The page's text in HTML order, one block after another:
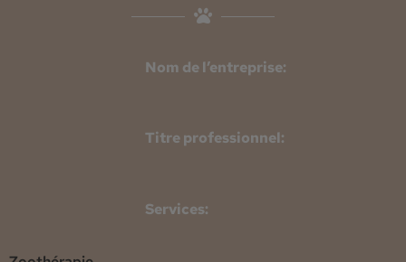
Nom de l’entreprise:
Titre professionnel:
Services: